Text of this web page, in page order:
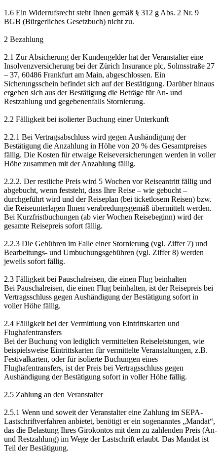
1.6 Ein Widerrufsrecht steht Ihnen gemäß § 312 g Abs. 2 Nr. 9
BGB (Bürgerliches Gesetzbuch) nicht zu.
2 Bezahlung
2.1 Zur Absicherung der Kundengelder hat der Veranstalter eine
Insolvenzversicherung bei der Zürich Insurance plc, Solmsstraße 27
– 37, 60486 Frankfurt am Main, abgeschlossen. Ein
Sicherungsschein befindet sich auf der Bestätigung. Darüber hinaus
ergeben sich aus der Bestätigung die Beträge für An- und
Restzahlung und gegebenenfalls Stornierung.
2.2 Fälligkeit bei isolierter Buchung einer Unterkunft
2.2.1 Bei Vertragsabschluss wird gegen Aushändigung der
Bestätigung die Anzahlung in Höhe von 20 % des Gesamtpreises
fällig. Die Kosten für etwaige Reiseversicherungen werden in voller
Höhe zusammen mit der Anzahlung fällig.
2.2.2. Der restliche Preis wird 5 Wochen vor Reiseantritt fällig und
abgebucht, wenn feststeht, dass Ihre Reise – wie gebucht –
durchgeführt wird und der Reiseplan (bei ticketlosem Reisen) bzw.
die Reiseunterlagen Ihnen verabredungsgemäß übermittelt werden.
Bei Kurzfristbuchungen (ab vier Wochen Reisebeginn) wird der
gesamte Reisepreis sofort fällig.
2.2.3 Die Gebühren im Falle einer Stornierung (vgl. Ziffer 7) und
Bearbeitungs- und Umbuchungsgebühren (vgl. Ziffer 8) werden
jeweils sofort fällig.
2.3 Fälligkeit bei Pauschalreisen, die einen Flug beinhalten
Bei Pauschalreisen, die einen Flug beinhalten, ist der Reisepreis bei
Vertragsschluss gegen Aushändigung der Bestätigung sofort in
voller Höhe fällig.
2.4 Fälligkeit bei der Vermittlung von Eintrittskarten und
Flughafentransfers
Bei der Buchung von lediglich vermittelten Reiseleistungen, wie
beispielsweise Eintrittskarten für vermittelte Veranstaltungen, z.B.
Festivalkarten, oder für isolierte Buchungen eines
Flughafentransfers, ist der Preis bei Vertragsschluss gegen
Aushändigung der Bestätigung sofort in voller Höhe fällig.
2.5 Zahlung an den Veranstalter
2.5.1 Wenn und soweit der Veranstalter eine Zahlung im SEPA-
Lastschriftverfahren anbietet, benötigt er ein sogenanntes „Mandat“,
das die Belastung Ihres Girokontos mit dem zu zahlenden Preis (An-
und Restzahlung) im Wege der Lastschrift erlaubt. Das Mandat ist
Teil der Bestätigung.